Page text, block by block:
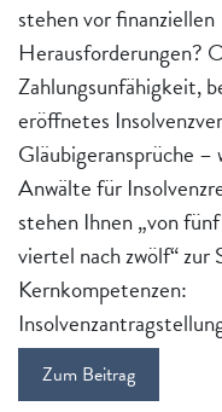
stehen vor finanziellen
Herausforderungen?
Zahlungsunfähigkeit,
eröffnetes
Gläubigeransprüche –
Anwälte für
stehen Ihnen „von
viertel nach zwölf“ zur
Kernkompetenzen:
Zum Beitrag